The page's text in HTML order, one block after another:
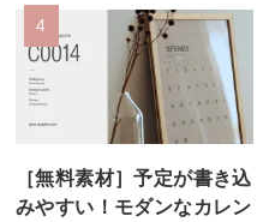
［無料素材］予定が書き込
みやすい！モダンなカレン